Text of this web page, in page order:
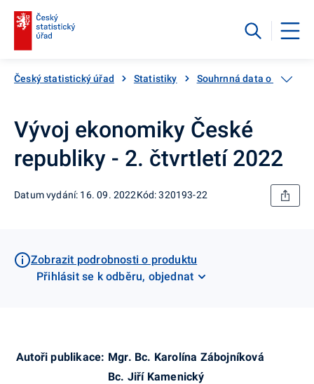
Český statistický úřad Statistiky Souhrnná data o Česku
Vývoj ekonomiky České
republiky - 2. čtvrtletí 2022
Datum vydání: 16. 09. 2022Kód: 320193-22
Zobrazit podrobnosti o produktu
Přihlásit se k odběru, objednat
Autoři publikace: Mgr. Bc. Karolína Zábojníková
Bc. Jiří Kamenický